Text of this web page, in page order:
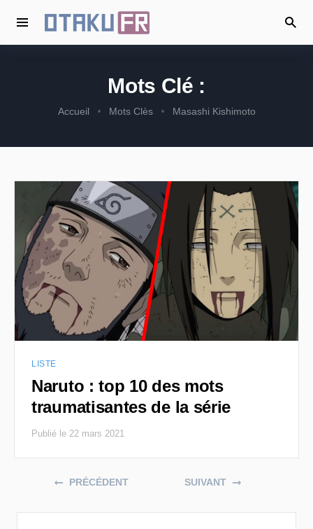
Mots Clé :
Accueil Mots Clès Masashi Kishimoto
LISTE
Naruto : top 10 des mots
traumatisantes de la série
Publié le 22 mars 2021
Posts navigation
PRÉCÉDENT SUIVANT